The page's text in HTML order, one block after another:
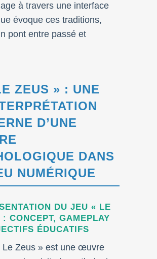
à travers une interface
évoque ces traditions,
pont entre passé et
ZEUS » : UNE
D’UNE
DANS
NUMÉRIQUE
DU JEU « LE
: CONCEPT, GAMEPLAY
ÉDUCATIFS
Le Zeus » est une œuvre